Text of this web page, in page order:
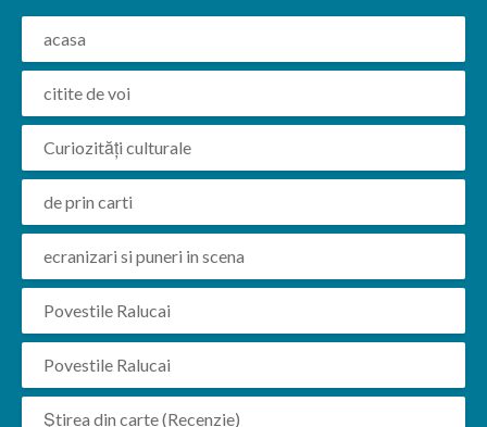
acasa
citite de voi
Curiozități culturale
de prin carti
ecranizari si puneri in scena
Povestile Ralucai
Povestile Ralucai
Știrea din carte (Recenzie)